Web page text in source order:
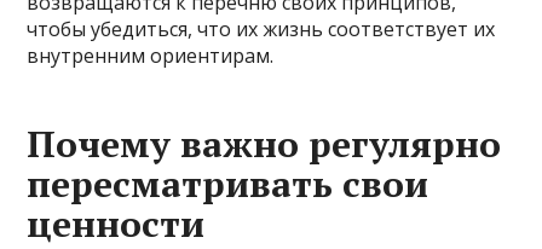
чтобы убедиться, что их жизнь соответствует их
внутренним ориентирам.
Почему важно регулярно
пересматривать свои
ценности